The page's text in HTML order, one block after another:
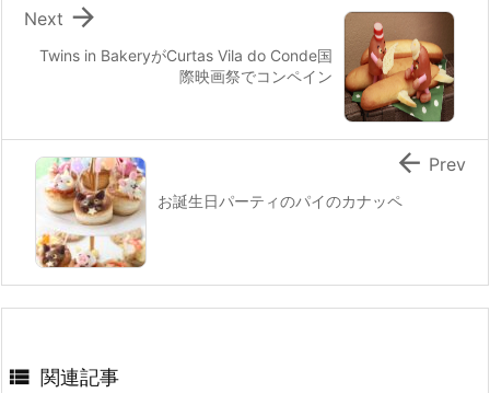
Twins in BakeryがCurtas Vila do Conde国
際映画祭でコンペイン

Next
お誕生日パーティのパイのカナッペ
 Prev
 関連記事